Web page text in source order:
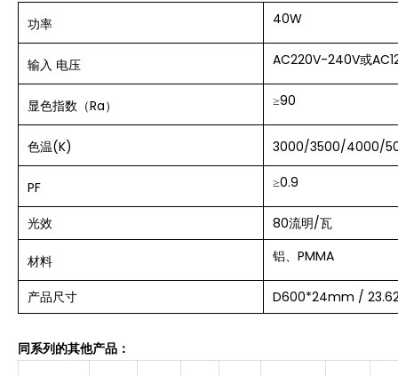
功率 40W
输入 电压 AC220V-240V或
显色指数（Ra） ≥90
色温(K) 3000/3500/4000/
PF ≥0.9
光效 80流明/瓦
材料 铝、PMMA
产品尺寸 D600*24mm /
同系列的其他产品：